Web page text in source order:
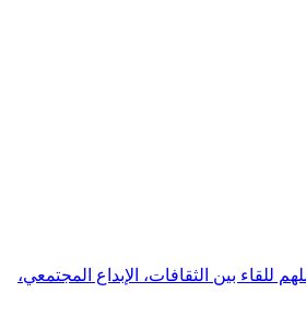
بين الثقافات، الإبداع المجتمعي،